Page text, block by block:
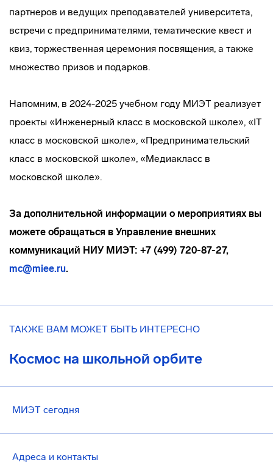
партнеров и ведущих преподавателей университета,
встречи с предпринимателями, тематические квест и
квиз, торжественная церемония посвящения, а также
множество призов и подарков.
Напомним, в 2024-2025 учебном году МИЭТ реализует
проекты «Инженерный класс в московской школе», «IT
класс в московской школе», «Предпринимательский
класс в московской школе», «Медиакласс в
московской школе».
За дополнительной информации о мероприятиях вы
можете обращаться в Управление внешних
коммуникаций НИУ МИЭТ: +7 (499) 720-87-27,
mc@miee.ru.
ТАКЖЕ ВАМ МОЖЕТ БЫТЬ ИНТЕРЕСНО
Космос на школьной орбите
МИЭТ сегодня
Адреса и контакты